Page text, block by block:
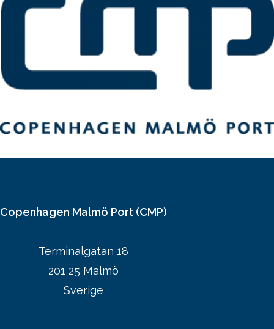
Copenhagen Malmö Port (CMP)
Terminalgatan 18
201 25 Malmö
Sverige